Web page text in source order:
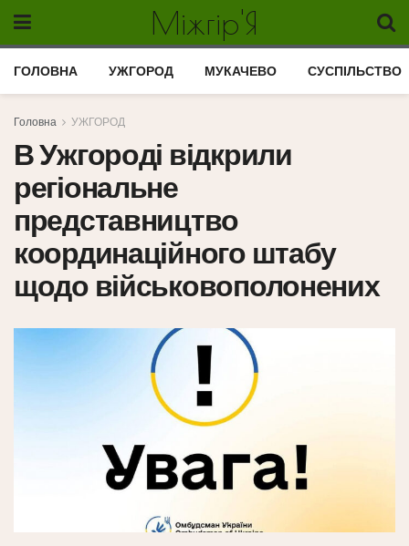
Міжгір'Я
ГОЛОВНА УЖГОРОД МУКАЧЕВО СУСПІЛЬСТВО
Головна УЖГОРОД
В Ужгороді відкрили
регіональне
представництво
координаційного штабу
щодо військовополонених